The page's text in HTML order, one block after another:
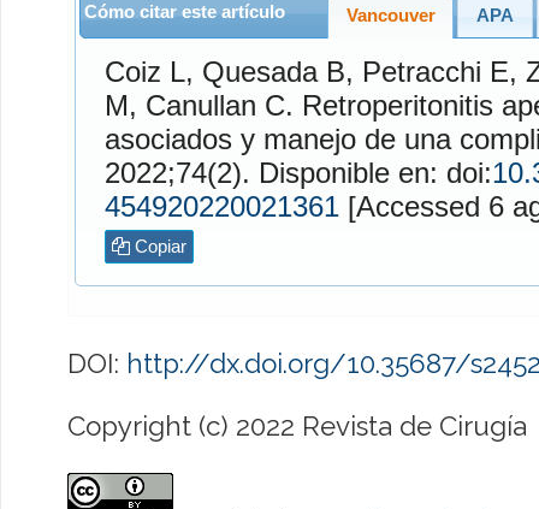
Cómo citar este artículo Vancouver APA
Coiz L, QuesadaB, Petracchi E,
M, Canullan C. Retroperitonitis apendicular: factores
asociados y manejo de una
2022;74(2). Disponible en: doi:
454920220021361
Copiar
DOI: http://dx.doi.org/10.35687/
Copyright (c) 2022 Revista de Cirugía